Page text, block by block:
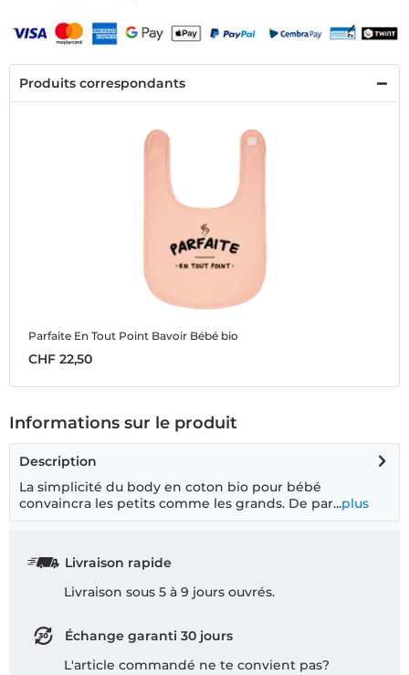
Produits correspondants
Parfaite En Tout Point Bavoir Bébé bio
CHF 22,50
Informations sur le produit
Description
La simplicité du body en coton bio pour bébé
convaincra les petits comme les grands. De par...plus
Livraison rapide
Livraison sous 5 à 9 jours ouvrés.
Échange garanti 30 jours
L'article commandé ne te convient pas?